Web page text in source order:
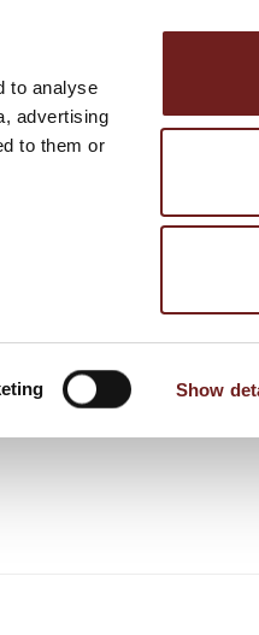
to analyse
advertising
to them or
Show